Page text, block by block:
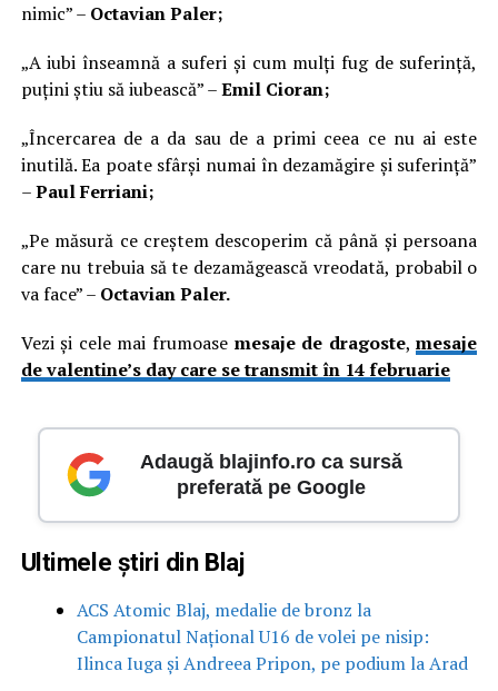
nimic” – Octavian Paler;
„A iubi înseamnă a suferi și cum mulți fug de suferință,
puțini știu să iubească” –Emil Cioran;
„Încercarea de a da sau de a primi ceea ce nu ai este
inutilă. Ea poate sfârși numai în dezamăgire și suferință”
–Paul Ferriani;
„Pe măsură ce creștem descoperim că până și persoana
care nu trebuia să te dezamăgească vreodată, probabil o
va face” – Octavian Paler.
Vezi și cele mai frumoase mesaje de dragoste,mesaje
de valentine’s day care se transmit în 14 februarie
Adaugă blajinfo.ro ca sursă
preferată pe Google
Ultimele știri din Blaj
ACS Atomic Blaj, medalie de bronz la
Campionatul Național U16 de volei pe nisip:
Ilinca Iuga și Andreea Pripon, pe podium la Arad